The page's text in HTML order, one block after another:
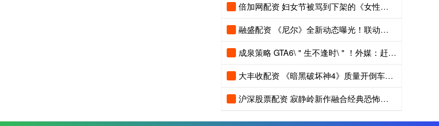
倍加网配资 妇女节被骂到下架的《女性模拟器》Steam正式过审
融盛配资 《尼尔》全新动态曝光！联动国产大作 绝美容颜好心动
成泉策略 GTA6\＂生不逢时\＂！外媒：赶上了最坏最糟的时候发布
大丰收配资 《暗黑破坏神4》质量开倒车？新赛季缺乏创新内容
沪深股票配资 寂静岭新作融合经典恐怖游戏设计！压迫感更进一步